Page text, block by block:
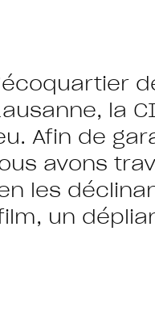
la
Afin de
avons
les
un